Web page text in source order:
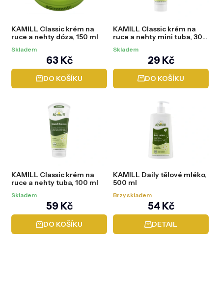
DOMÁCNOST
ZNAČKY
u
k
t
KAMILL Classic krém na
ruce a nehty dóza, 150 ml
Skladem
63 Kč
DO KOŠÍKU
KAMILL Classic krém na
ruce a nehty mini tuba, 30
Skladem
29 Kč
DO KOŠÍKU
KAMILL Classic krém na
ruce a nehty tuba, 100 ml
Skladem
59 Kč
DO KOŠÍKU
KAMILL Daily tělové mléko,
500 ml
Brzy skladem
54 Kč
DETAIL